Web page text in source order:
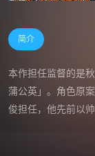
简介
本作担任监督的是
蒲公英」。角色原
俊担任，他先前以